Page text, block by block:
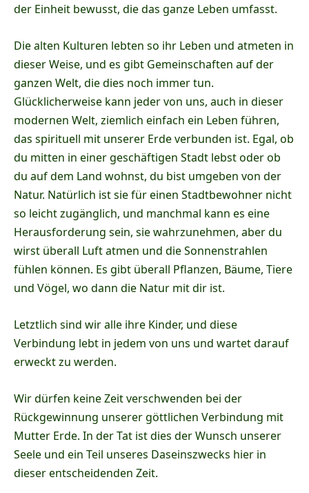
der Einheit bewusst, die das ganze Leben umfasst.
Die alten Kulturen lebten so ihr Leben und atmeten in
dieser Weise, und es gibt Gemeinschaften auf der
ganzen Welt, die dies noch immer tun.
Glücklicherweise kann jeder von uns, auch in dieser
modernen Welt, ziemlich einfach ein Leben führen,
das spirituell mit unserer Erde verbunden ist. Egal, ob
du mitten in einer geschäftigen Stadt lebst oder ob
du auf dem Land wohnst, du bist umgeben von der
Natur. Natürlich ist sie für einen Stadtbewohner nicht
so leicht zugänglich, und manchmal kann es eine
Herausforderung sein, sie wahrzunehmen, aber du
wirst überall Luft atmen und die Sonnenstrahlen
fühlen können. Es gibt überall Pflanzen, Bäume, Tiere
und Vögel, wo dann die Natur mit dir ist.
Letztlich sind wir alle ihre Kinder, und diese
Verbindung lebt in jedem von uns und wartet darauf
erweckt zu werden.
Wir dürfen keine Zeit verschwenden bei der
Rückgewinnung unserer göttlichen Verbindung mit
Mutter Erde. In der Tat ist dies der Wunsch unserer
Seele und ein Teil unseres Daseinszwecks hier in
dieser entscheidenden Zeit.